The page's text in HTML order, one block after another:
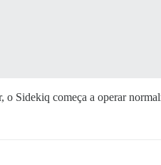
o Sidekiq começa a operar